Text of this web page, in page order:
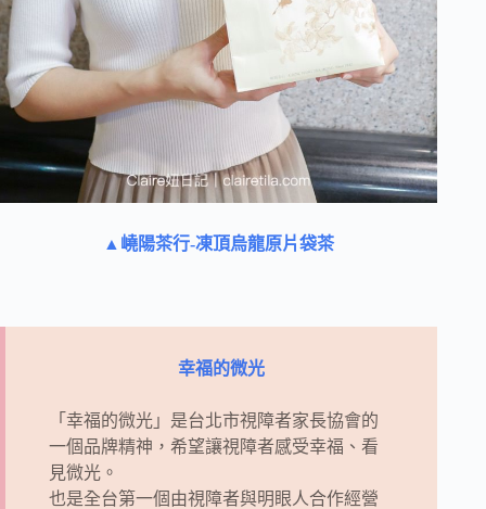
▲嶢陽茶行-凍頂烏龍原片袋茶
幸福的微光
「幸福的微光」是台北市視障者家長協會的
一個品牌精神，希望讓視障者感受幸福、看
見微光。
也是全台第一個由視障者與明眼人合作經營